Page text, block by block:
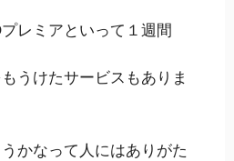
レミアといって１週間
うけたサービスもありま
かなって人にはありがた